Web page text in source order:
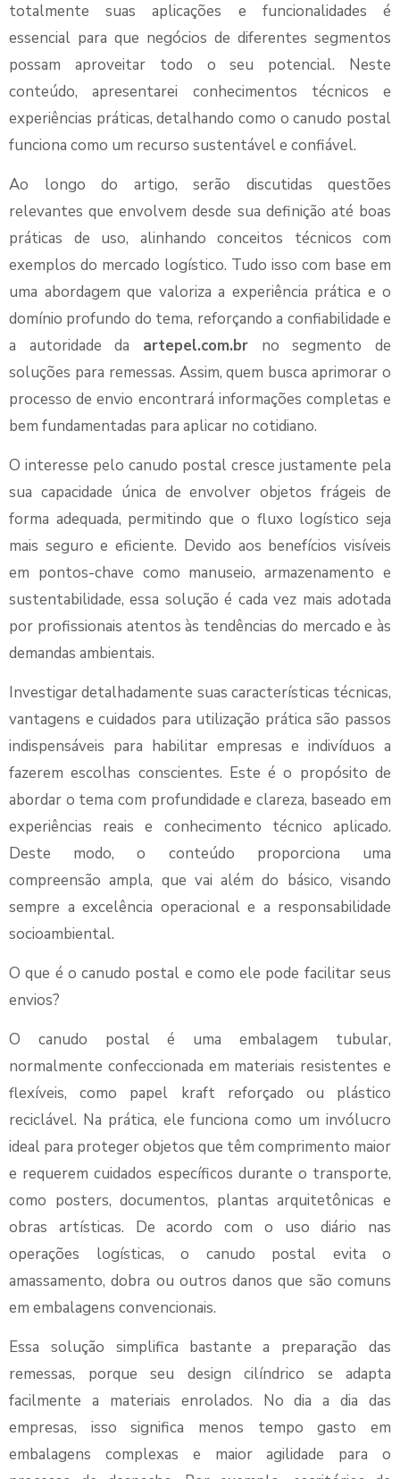
totalmente suas aplicações e funcionalidades é
essencial para que negócios de diferentes segmentos
possam aproveitar todo o seu potencial. Neste
conteúdo, apresentarei conhecimentos técnicos e
experiências práticas, detalhando como o canudo postal
funciona como um recurso sustentável e confiável.
Ao longo do artigo, serão discutidas questões
relevantes que envolvem desde sua definição até boas
práticas de uso, alinhando conceitos técnicos com
exemplos do mercado logístico. Tudo isso com base em
uma abordagem que valoriza a experiência prática e o
domínio profundo do tema, reforçando a confiabilidade e
a autoridade da artepel.com.br no segmento de
soluções para remessas. Assim, quem busca aprimorar o
processo de envio encontrará informações completas e
bem fundamentadas para aplicar no cotidiano.
O interesse pelo canudo postal cresce justamente pela
sua capacidade única de envolver objetos frágeis de
forma adequada, permitindo que o fluxo logístico seja
mais seguro e eficiente. Devido aos benefícios visíveis
em pontos-chave como manuseio, armazenamento e
sustentabilidade, essa solução é cada vez mais adotada
por profissionais atentos às tendências do mercado e às
demandas ambientais.
Investigar detalhadamente suas características técnicas,
vantagens e cuidados para utilização prática são passos
indispensáveis para habilitar empresas e indivíduos a
fazerem escolhas conscientes. Este é o propósito de
abordar o tema com profundidade e clareza, baseado em
experiências reais e conhecimento técnico aplicado.
Deste modo, o conteúdo proporciona uma
compreensão ampla, que vai além do básico, visando
sempre a excelência operacional e a responsabilidade
socioambiental.
O que é o canudo postal e como ele pode facilitar seus
envios?
O canudo postal é uma embalagem tubular,
normalmente confeccionada em materiais resistentes e
flexíveis, como papel kraft reforçado ou plástico
reciclável. Na prática, ele funciona como um invólucro
ideal para proteger objetos que têm comprimento maior
e requerem cuidados específicos durante o transporte,
como posters, documentos, plantas arquitetônicas e
obras artísticas. De acordo com o uso diário nas
operações logísticas, o canudo postal evita o
amassamento, dobra ou outros danos que são comuns
em embalagens convencionais.
Essa solução simplifica bastante a preparação das
remessas, porque seu design cilíndrico se adapta
facilmente a materiais enrolados. No dia a dia das
empresas, isso significa menos tempo gasto em
embalagens complexas e maior agilidade para o